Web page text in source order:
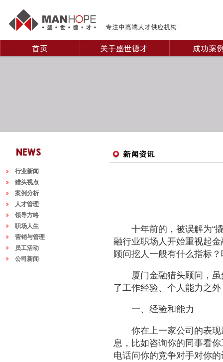
行业新闻
猎头视点
案例分析
人才管理
领导方略
职场人生
营销与管理
员工活动
公司新闻
十年前的，被误解为“
融行业职场人开始重视起
顾问挖人一般有什么指标
厦门金融猎头顾问，
了工作经验、个人能力之
一、经验和能力
你在上一家公司的表
息，比如咨询你的同事看
电话问你的竞争对手对你